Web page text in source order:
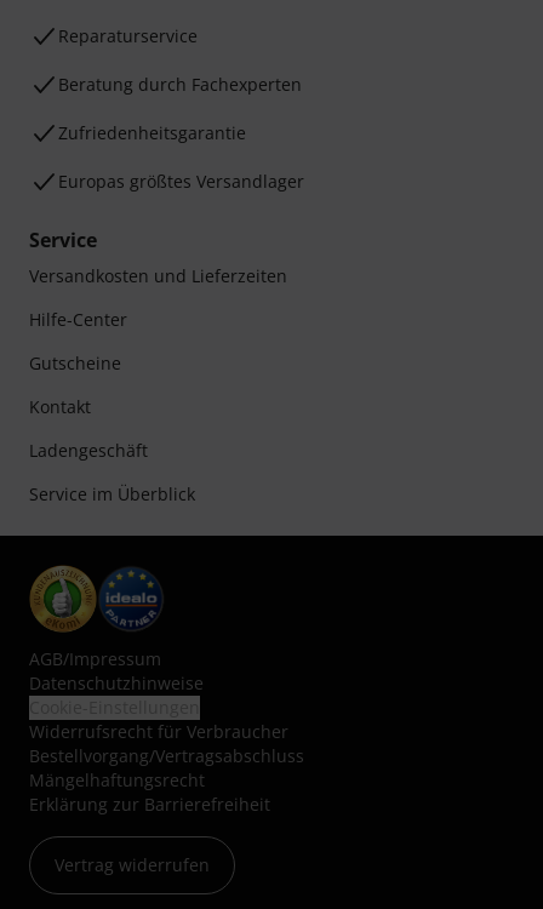
Reparaturservice
Beratung durch Fachexperten
Zufriedenheitsgarantie
Europas größtes Versandlager
Service
Versandkosten und Lieferzeiten
Hilfe-Center
Gutscheine
Kontakt
Ladengeschäft
Service im Überblick
AGB/Impressum
Datenschutzhinweise
Widerrufsrecht für Verbraucher
Bestellvorgang/Vertragsabschluss
Mängelhaftungsrecht
Erklärung zur Barrierefreiheit
Vertrag widerrufen